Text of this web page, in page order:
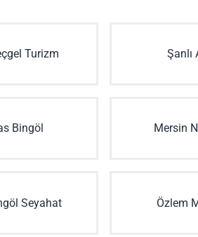
Turizm Şanlı
Bingöl Mersin
Seyahat Özlem